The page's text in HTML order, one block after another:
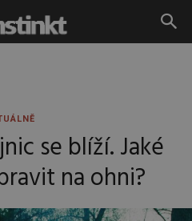
se blíží. Jaké
na ohni?